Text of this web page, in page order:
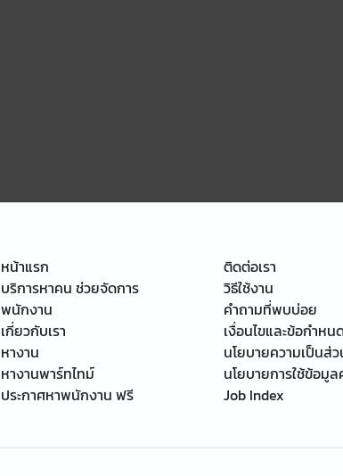
หน้าแรก
บริการหาคน ช่วยจัดการ
พนักงาน
เกี่ยวกับเรา
หางาน
หางานพาร์ทไทม์
ประกาศหาพนักงาน ฟรี
ติดต่อเรา
วิธีใช้งาน
คำถามที่พบบ่อย
เงื่อนไขและข้อกำหน
นโยบายความเป็นส่
นโยบายการใช้ข้อมู
Job Index